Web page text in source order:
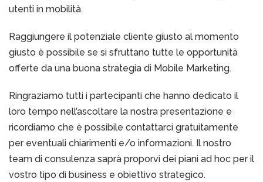
utenti in mobilità.
Raggiungere il potenziale cliente giusto al momento
giusto è possibile se si sfruttano tutte le opportunità
offerte da una buona strategia di Mobile Marketing.
Ringraziamo tutti i partecipanti che hanno dedicato il
loro tempo nell’ascoltare la nostra presentazione e
ricordiamo che è possibile contattarci gratuitamente
per eventuali chiarimenti e/o informazioni. Il nostro
team di consulenza saprà proporvi dei piani ad hoc per il
vostro tipo di business e obiettivo strategico.